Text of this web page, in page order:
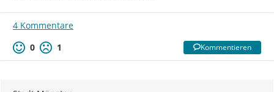
4 Kommentare
0
1 Kommentieren